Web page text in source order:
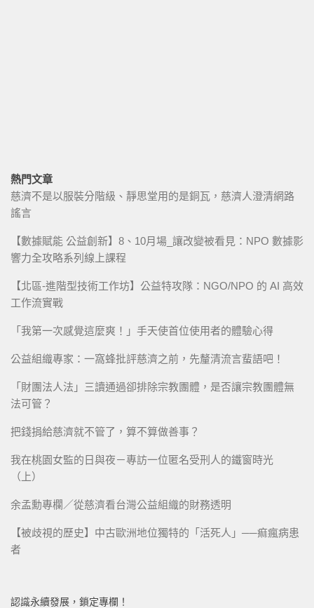
熱門文章
慈濟不是以服裝分階級、靜思堂用的是銅瓦，慈濟人澄清網路
謠言
【數據賦能 公益創新】8、10月場_讓改變被看見：NPO 數據影
響力全攻略系列線上課程
【北區-進階型技術工作坊】公益特攻隊：NGO/NPO 的 AI 高效
工作流實戰
「我第一次感覺這麼爽！」手天使首位使用者的體驗心得
公益組織專家：一窩蜂批評慈濟之前，先釐清流言蜚語吧！
「財團法人法」三讀通過卻排除宗教團體，是否讓宗教團體無
法可管？
把錢捐給慈濟就不管了，算不算做善事？
我在桃園女監的日與夜－專訪一位匿名受刑人的鐵窗時光
（上）
余孟勳專欄／從慈濟看台灣公益組織的財務透明
【被歧視的歷史】中古歐洲地位獨特的「活死人」──痲瘋病患
者
認識永續發展，鎖定專欄！